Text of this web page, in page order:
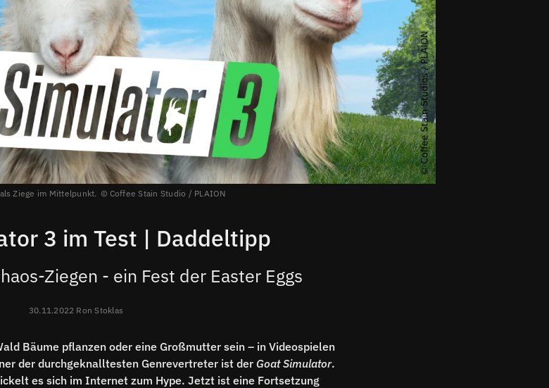
Ziege im Mittelpunkt. Coffee Stain Studio / PLAION
3 im Test | Daddeltipp
Ziegen - ein Fest der Easter Eggs
30.11.2022 Ron Stoklas
Bäume pflanzen oder eine Großmutter sein – in Videospielen
der durchgeknalltesten Genrevertreter ist der Goat Simulator.
es sich im Internet zum Hype. Jetzt ist eine Fortsetzung